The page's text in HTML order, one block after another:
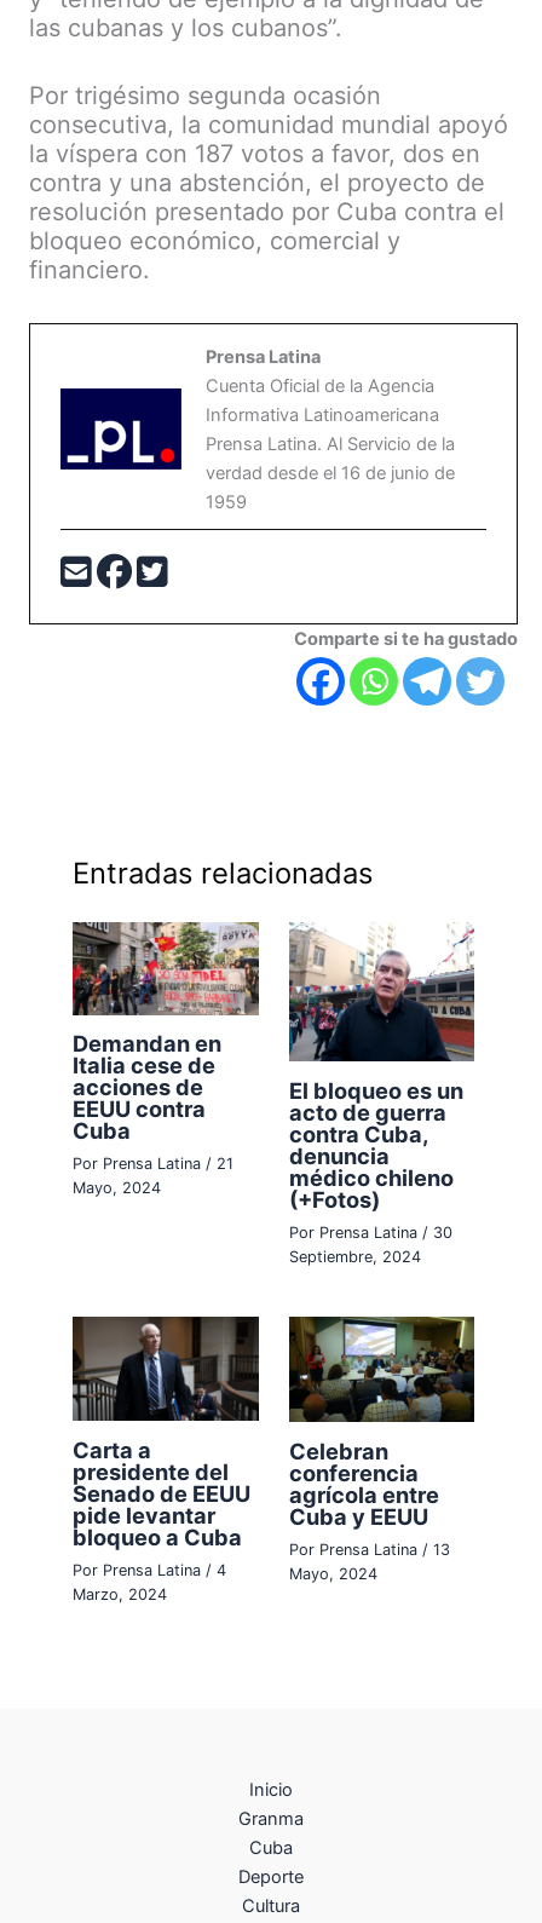
las cubanas y los cubanos”.
Por trigésimo segunda ocasión
consecutiva, la comunidad mundial apoyó
la víspera con 187 votos a favor, dos en
contra y una abstención, el proyecto de
resolución presentado por Cuba contra el
bloqueo económico, comercial y
financiero.
Prensa Latina
Cuenta Oficial de la Agencia
Informativa Latinoamericana
Prensa Latina. Al Servicio de la
verdad desde el 16 de junio de
1959
Comparte si te ha gustado
Entradas relacionadas
Demandan en
Italia cese de
acciones de
EEUU contra
Cuba
Por Prensa Latina/ 21
Mayo, 2024
El bloqueo es un
acto de guerra
contra Cuba,
denuncia
médico chileno
(+Fotos)
Por Prensa Latina / 30
Septiembre, 2024
Carta a
presidente del
Senado de EEUU
pide levantar
bloqueo a Cuba
Por Prensa Latina /4
Marzo, 2024
Celebran
conferencia
agrícola entre
Cuba y EEUU
Por Prensa Latina / 13
Mayo, 2024
Inicio
Granma
Cuba
Deporte
Cultura